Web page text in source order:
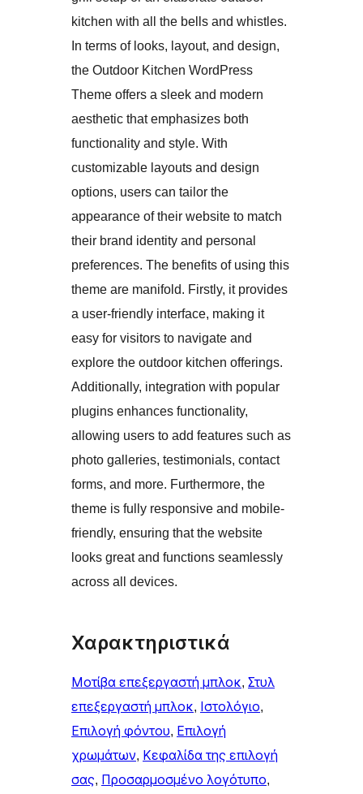
kitchen with all the bells and whistles.
In terms of looks, layout, and design,
the Outdoor Kitchen WordPress
Theme offers a sleek and modern
aesthetic that emphasizes both
functionality and style. With
customizable layouts and design
options, users can tailor the
appearance of their website to match
their brand identity and personal
preferences. The benefits of using this
theme are manifold. Firstly, it provides
a user-friendly interface, making it
easy for visitors to navigate and
explore the outdoor kitchen offerings.
Additionally, integration with popular
plugins enhances functionality,
allowing users to add features such as
photo galleries, testimonials, contact
forms, and more. Furthermore, the
theme is fully responsive and mobile-
friendly, ensuring that the website
looks great and functions seamlessly
across all devices.
Χαρακτηριστικά
Μοτίβα επεξεργαστή μπλοκ, Στυλ
επεξεργαστή μπλοκ, Ιστολόγιο
Επιλογή φόντου, Επιλογή
χρωμάτων, Κεφαλίδα της επιλογή
σας, Προσαρμοσμένο λογότυπο